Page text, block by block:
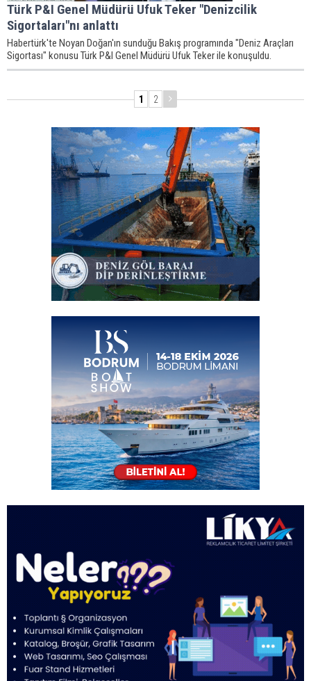
Türk P&I Genel Müdürü Ufuk Teker "Denizcilik
Sigortaları"nı anlattı
Habertürk'te Noyan Doğan'ın sunduğu Bakış programında "Deniz Araçları
Sigortası" konusu Türk P&I Genel Müdürü Ufuk Teker ile konuşuldu.
1 2